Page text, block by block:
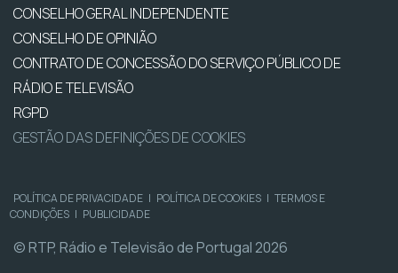
CONSELHO GERAL INDEPENDENTE
CONSELHO DE OPINIÃO
CONTRATO DE CONCESSÃO DO SERVIÇO PÚBLICO DE
RÁDIO E TELEVISÃO
RGPD
GESTÃO DAS DEFINIÇÕES DE COOKIES
POLÍTICA DE PRIVACIDADE | POLÍTICA DE COOKIES | TERMOS E
CONDIÇÕES | PUBLICIDADE
© RTP, Rádio e Televisão de Portugal 2026